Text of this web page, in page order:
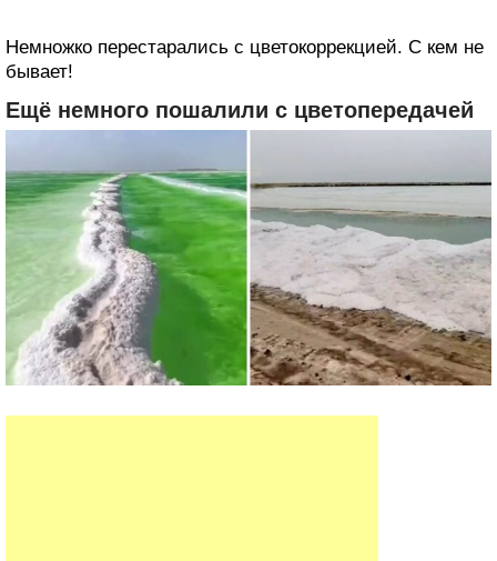
Немножко перестарались с цветокоррекцией. С кем не
бывает!
Ещё немного пошалили с цветопередачей